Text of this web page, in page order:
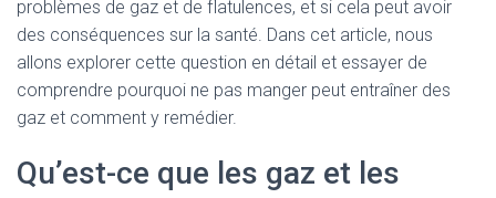
problèmes de gaz et de flatulences, et si cela peut avoir
des conséquences sur la santé. Dans cet article, nous
allons explorer cette question en détail et essayer de
comprendre pourquoi ne pas manger peut entraîner des
gaz et comment y remédier.
Qu’est-ce que les gaz et les